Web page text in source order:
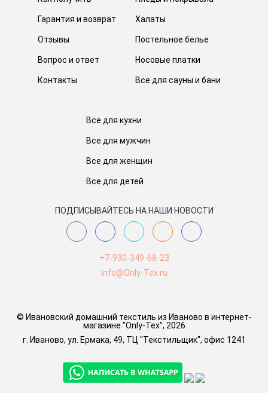
Гарантия и возврат
Отзывы
Вопрос и ответ
Контакты
Халаты
Постельное белье
Носовые платки
Все для сауны и бани
Все для кухни
Все для мужчин
Все для женщин
Все для детей
ПОДПИСЫВАЙТЕСЬ НА НАШИ НОВОСТИ
+7-930-349-68-23
info@Only-Tex.ru
© Ивановский домашний текстиль из Иваново в интернет-
магазине "Only-Tex", 2026
г. Иваново, ул. Ермака, 49, ТЦ "Текстильщик", офис 1241